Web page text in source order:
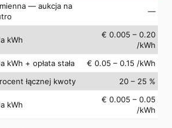
— aukcja na
—
kWh
€ 0.005 – 0.20
/kWh
kWh + opłata stała
€ 0.05 – 0.15 /kWh
łącznej kwoty
20 – 25 %
kWh
€ 0.005 – 0.05
/kWh